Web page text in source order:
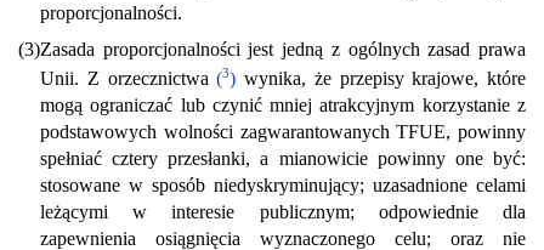
proporcjonalności.
(3)Zasada proporcjonalności jest jedną z ogólnych zasad prawa
Unii. Z orzecznictwa(3) wynika, że przepisy krajowe, które
mogą ograniczać lub czynić mniej atrakcyjnym korzystanie z
podstawowych wolności zagwarantowanych TFUE, powinny
spełniać cztery przesłanki, a mianowicie powinny one być:
stosowane w sposób niedyskryminujący; uzasadnione celami
leżącymi w interesie publicznym; odpowiednie dla
zapewnienia osiągnięcia wyznaczonego celu; oraz nie